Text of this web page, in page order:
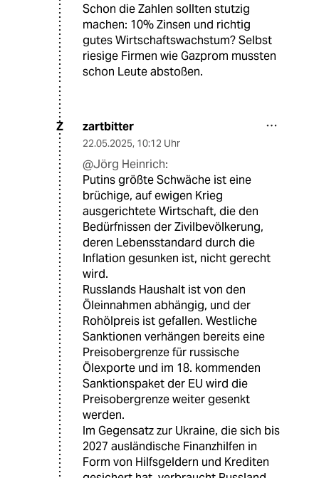
Schon die Zahlen sollten stutzig
machen: 10% Zinsen und richtig
gutes Wirtschaftswachstum? Selbst
riesige Firmen wie Gazprom mussten
schon Leute abstoßen.
Z zartbitter
22.05.2025, 10:12 Uhr
@Jörg Heinrich:
Putins größte Schwäche ist eine
brüchige, auf ewigen Krieg
ausgerichtete Wirtschaft, die den
Bedürfnissen der Zivilbevölkerung,
deren Lebensstandard durch die
Inflation gesunken ist, nicht gerecht
wird.
Russlands Haushalt ist von den
Öleinnahmen abhängig, und der
Rohölpreis ist gefallen. Westliche
Sanktionen verhängen bereits eine
Preisobergrenze für russische
Ölexporte und im 18. kommenden
Sanktionspaket der EU wird die
Preisobergrenze weiter gesenkt
werden.
Im Gegensatz zur Ukraine, die sich bis
2027 ausländische Finanzhilfen in
Form von Hilfsgeldern und Krediten